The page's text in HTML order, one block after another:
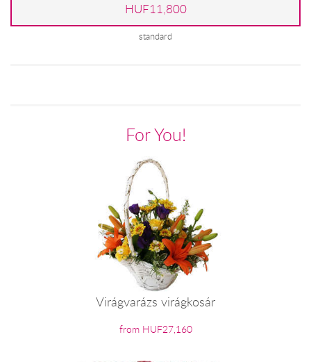
HUF11,800
standard
For You!
Virágvarázs virágkosár
from HUF27,160